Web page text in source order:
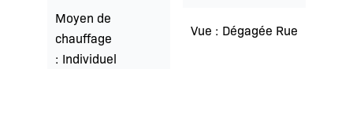
Moyen de
chauffage
Individuel
Vue Dégagée Rue